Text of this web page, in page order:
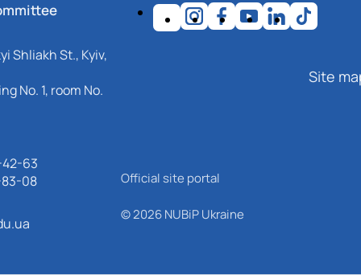
Shliakh St., Kyiv,
No. 1, room No.
63
08
Site
Official site portal
© 2026 NUBiP Ukraine